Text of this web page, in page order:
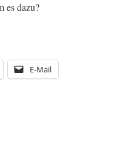
es dazu?
E-Mail